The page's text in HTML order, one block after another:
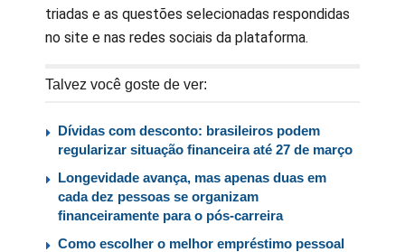
triadas e as questões selecionadas respondidas
no site e nas redes sociais da plataforma.
Talvez você goste de ver:
Dívidas com desconto: brasileiros podem
regularizar situação financeira até 27 de março
Longevidade avança, mas apenas duas em
cada dez pessoas se organizam
financeiramente para o pós-carreira
Como escolher o melhor empréstimo pessoal